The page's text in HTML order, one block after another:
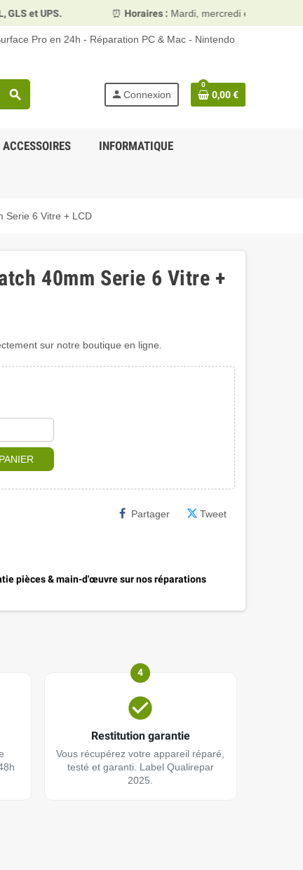
⏰Horaires : Mardi, mercredi et vendredi 10h00–13h30 &
Pro en 24h - Réparation PC & Mac - Nintendo
search person Connexion
0
0,00 €
ACCESSOIRES INFORMATIQUE
Serie 6 Vitre + LCD
40mm Serie 6 Vitre +
sur notre boutique en ligne.
Partager Tweet
pièces & main-d'œuvre sur nos réparations
4
Restitution garantie
Vous récupérez votre appareil réparé,
testé et garanti. Label Qualirepar
2025.